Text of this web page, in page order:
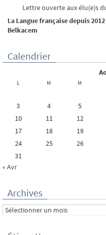
Lettre ouverte aux élu(e)s
La Langue française depuis
Belkacem
Calendrier
L M M
3
4 5
10
11 12
17
18 19
24
25 26
31
« Avr
Archives
Archives